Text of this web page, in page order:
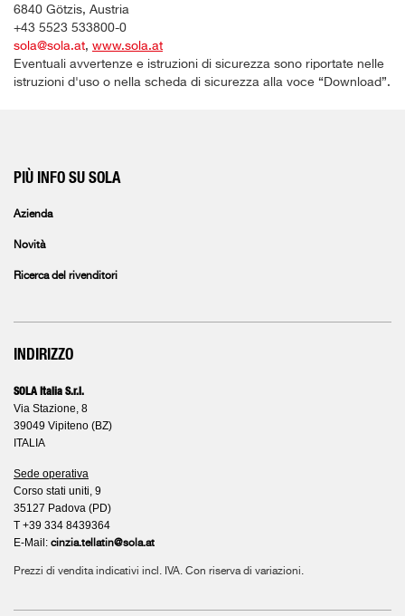
6840 Götzis, Austria
+43 5523 533800-0
sola@sola.at, www.sola.at
Eventuali avvertenze e istruzioni di sicurezza sono riportate nelle
istruzioni d'uso o nella scheda di sicurezza alla voce “Download”.
PIÙ INFO SU SOLA
Azienda
Novità
Ricerca del rivenditori
INDIRIZZO
SOLA Italia S.r.l.
Via Stazione, 8
39049 Vipiteno (BZ)
ITALIA
Sede operativa
Corso stati uniti, 9
35127 Padova (PD)
T +39 334 8439364
E-Mail: cinzia.tellatin@sola.at
Prezzi di vendita indicativi incl. IVA. Con riserva di variazioni.